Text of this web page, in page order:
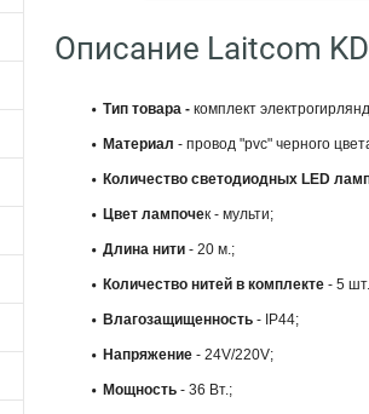
Описание Laitcom
Тип товара - комплект
Материал - провод "pvc" черного
Количество светодиодных LED
Цвет лампочек - мульти;
Длина нити - 20 м.;
Количество нитей в комплекте - 5
Влагозащищенность - IP44;
Напряжение - 24V/220V;
Мощность - 36 Вт.;